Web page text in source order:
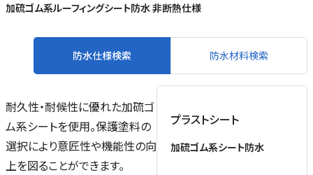
加硫ゴム系ルーフィングシート防水 非断熱仕様
防水仕様検索 防水材料検索
耐久性・耐候性に優れた加硫ゴ
ム系シートを使用。保護塗料の
選択により意匠性や機能性の向
上を図ることができます。
プラストシート
加硫ゴム系シート防水